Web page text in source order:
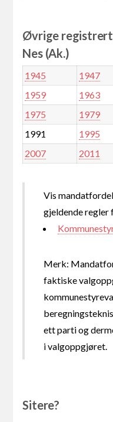
Øvrige
Nes (Ak.)
1945 1947
1959
1963
1975
1979
1991
1995
2007
2011
Vis
gjeldende regler
Merk:
faktiske
ett parti og
i valgoppgjøret.
Sitere?